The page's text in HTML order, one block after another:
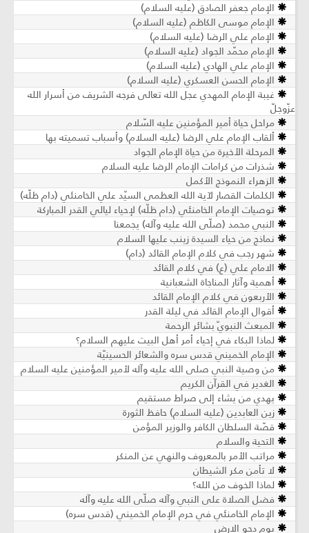
الإمام جعفر الصادق (عليه السلام)
الإمام موسى الكاظم (عليه السلام)
الإمام علي الرضا (عليه السلام)
الإمام محمّد الجواد (عليه السلام)
الإمام علي الهادي (عليه السلام)
الإمام الحسن العسكري (عليه السلام)
غيبة الإمام المهدي عجل الله تعالى فرجه الشريف من أسرار الله
عزّوجلّ
مراحل حياة أمير المؤمنين عليه السّلام
ألقاب الإمام علي الرضا (عليه السلام) وأسباب تسميته بها
المرحلة الأخيرة من حياة الإمام الجواد
شذرات من كرامات الإمام الرضا عليه السلام
الزهراء النموذج الأكمل
الكلمات القصار لآية الله العظمى السيّد علي الخامنئي (دام ظلّه)
توصيات الإمام الخامنئي (دام ظلّه) لإحياء ليالي القدر المباركة
النبي محمد (صلّى الله عليه وآله) يجمعنا
نماذج من حياء السيدة زينب عليها السلام
شهر رجب في كلام الإمام القائد (دام)
الامام علي (ع) في كلام القائد
أهمية وآثار المناجاة الشعبانية
الأربعون في كلام الإمام القائد
أقوال الإمام القائد في ليلة القدر
المبعث النبويّ بشائر الرحمة
لماذا البكاء في إحياء أمر أهل البيت عليهم السلام؟
الإمام الخميني قدس سره والشعائر الحسينيّة
من وصية النبي صلى الله عليه وآله لأمير المؤمنين عليه السلام
الغدير في القرآن الكريم
يهدي من يشاء إلى صراط مستقيم
زين العابدين (عليه السلام) حافظ الثورة
قصّة السلطان الكافر والوزير المؤمن
التحية والسلام
مراتب الأمر بالمعروف والنهي عن المنكر
لا تأمن مكر الشيطان
لماذا الخوف من الله؟
فضل الصلاة على النبي وآله صلّى الله عليه وآله
الإمام الخامنئي في حرم الإمام الخميني (قدس سره)
يوم دحو الارض